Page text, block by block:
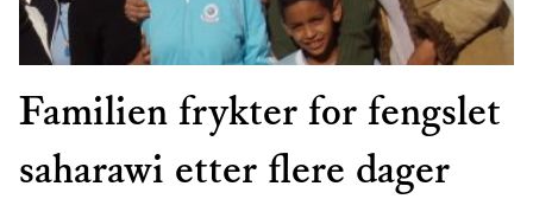
Familien frykter for fengslet
saharawi etter flere dager